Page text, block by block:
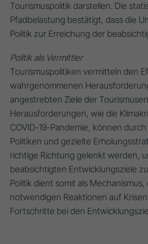
Tourismuspolitik darstellen. Die
Pfadbelastung bestätigt, dass die
Politik zur Erreichung der
Politik als Vermittler
Tourismuspolitiken vermitteln den
wahrgenommenen
angestrebten Ziele der
Herausforderungen, wie die
COVID-19-Pandemie, können
Politiken und gezielte
richtige Richtung gelenkt werden,
beabsichtigten Entwicklungsziele
Politik dient somit als Mechanismus,
notwendigen Reaktionen auf
Fortschritte bei den